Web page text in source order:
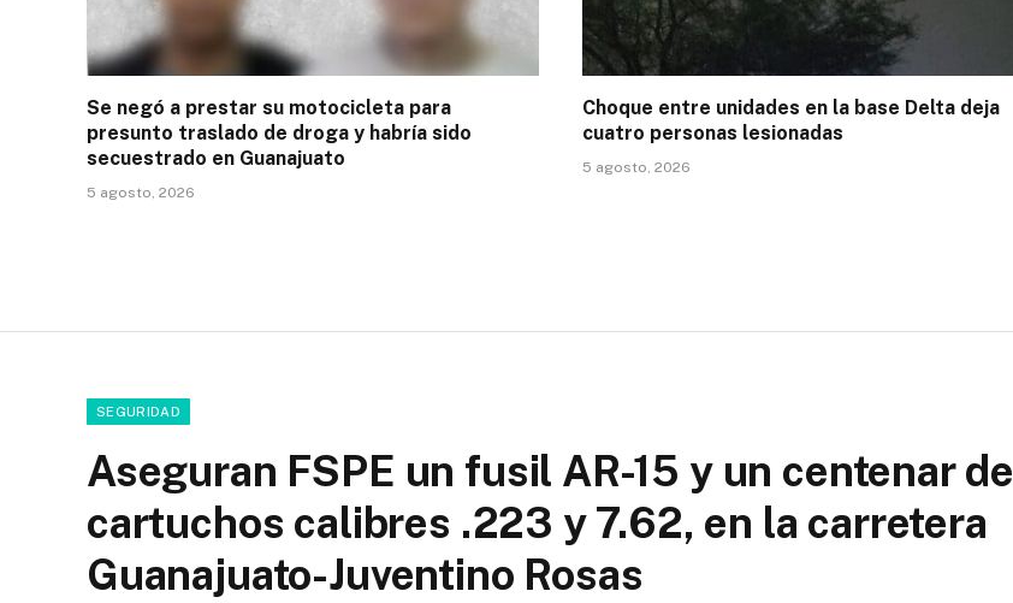
Se negó a prestar su motocicleta para
presunto traslado de droga y habría sido
secuestrado en Guanajuato
5 agosto, 2026
Choque entre unidades en la base Delta deja
cuatro personas lesionadas
5 agosto, 2026
SEGURIDAD
Aseguran FSPE un fusil AR-15 y un centenar de
cartuchos calibres .223 y 7.62, en la carretera
Guanajuato-Juventino Rosas